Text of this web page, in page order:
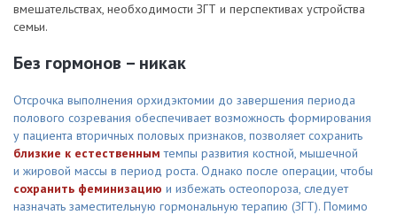
вмешательствах, необходимости ЗГТ и перспективах устройства
семьи.
Без гормонов – никак
Отсрочка выполнения орхидэктомии до завершения периода
полового созревания обеспечивает возможность формирования
у пациента вторичных половых признаков, позволяет сохранить
близкие к естественным темпы развития костной, мышечной
и жировой массы в период роста. Однако после операции, чтобы
сохранить феминизацию и избежать остеопороза, следует
назначать заместительную гормональную терапию (ЗГТ). Помимо